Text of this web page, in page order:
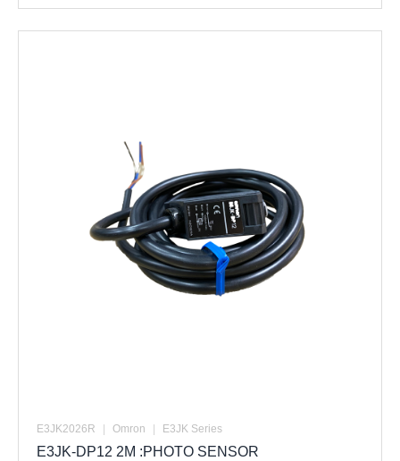
E3JK2026R Omron E3JK Series
E3JK-DP12 2M :PHOTO SENSOR